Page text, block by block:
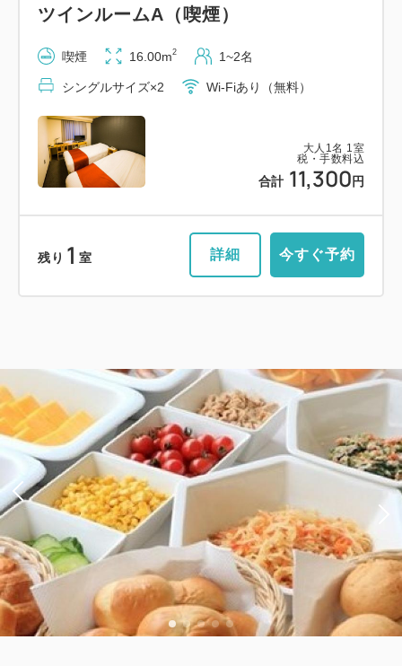
大人 1 名 1 室
税・手数料込
合計 11,300 円
ツインルームA（喫煙）
喫煙 16.00m2 1~2名
シングルサイズ×2 Wi-Fiあり（無料）
残り 1 室 詳細 今すぐ予約